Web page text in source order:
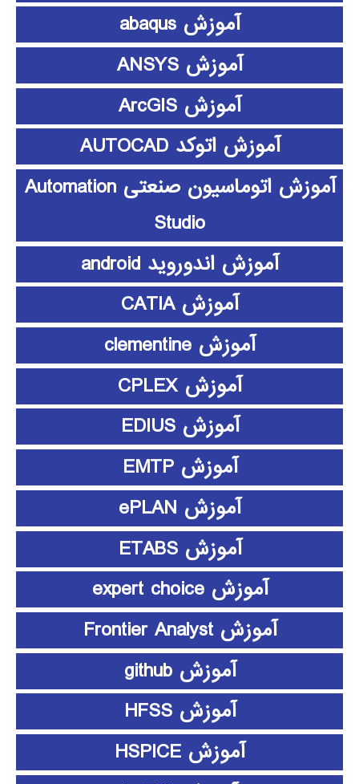
آموزش abaqus
آموزش ANSYS
آموزش ArcGIS
آموزش اتوکد AUTOCAD
آموزش اتوماسیون صنعتی Automation
Studio
آموزش اندوروید android
آموزش CATIA
آموزش clementine
آموزش CPLEX
آموزش EDIUS
آموزش EMTP
آموزش ePLAN
آموزش ETABS
آموزش expert choice
آموزش Frontier Analyst
آموزش github
آموزش HFSS
آموزش HSPICE